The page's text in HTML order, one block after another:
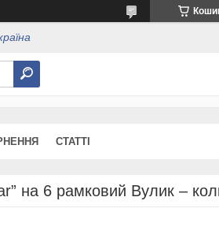
СТАТТІ
на 6 рамковий Вулик –